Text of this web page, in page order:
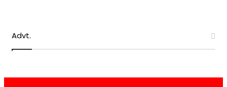
Advt.